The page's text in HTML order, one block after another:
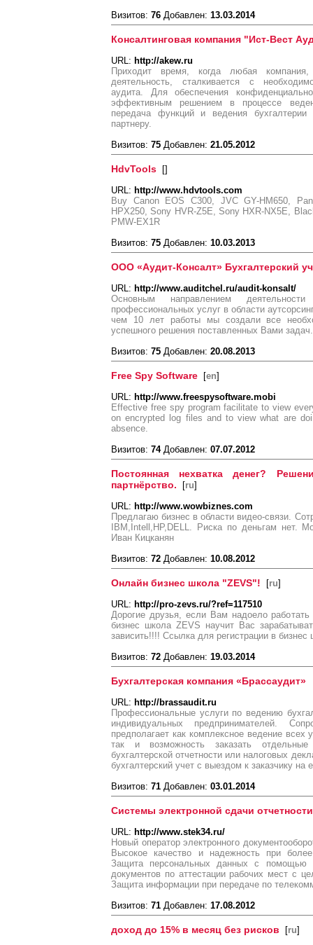
Визитов: 76 Добавлен: 13.03.2014
Консалтинговая компания "Ист-Вест
URL: http://akew.ru
Приходит время, когда любая компания,
деятельность, сталкивается с
аудита. Для обеспечения
эффективным решением в процессе
передача функций и ведения
партнеру.
Визитов: 75 Добавлен: 21.05.2012
HdvTools []
URL: http://www.hdvtools.com
Buy Canon EOS C300, JVC GY-HM650,
HPX250, Sony HVR-Z5E, Sony HXR-NX5E,
PMW-EX1R
Визитов: 75 Добавлен: 10.03.2013
ООО «Аудит-Консалт» Бухгалтерский
URL: http://www.auditchel.ru/audit-konsalt/
Основным направлением
профессиональных услуг в области
чем 10 лет работы мы создали все
успешного решения поставленных Вами задач.
Визитов: 75 Добавлен: 20.08.2013
Free Spy Software [en]
URL: http://www.freespysoftware.mobi
Effective free spy program facilitate to view
on encrypted log files and to view what are
absence.
Визитов: 74Добавлен: 07.07.2012
Постоянная нехватка денег?
партнёрство. [ru]
URL: http://www.wowbiznes.com
Предлагаю бизнес в области видео-связи.
IBM,Intell,HP,DELL. Риска по деньгам нет.
Иван Кицканян
Визитов: 72 Добавлен: 10.08.2012
Онлайн бизнес школа "ZEVS"! [ru]
URL: http://pro-zevs.ru/?ref=117510
Дорогие друзья, если Вам надоело
бизнес школа ZEVS научит Вас
зависить!!!! Ссылка для регистрации в
Визитов: 72 Добавлен: 19.03.2014
Бухгалтерская компания «Брассаудит»
URL: http://brassaudit.ru
Профессиональные услуги по ведению
индивидуальных предпринимателей.
предполагает как комплексное ведение всех
так и возможность заказать
бухгалтерской отчетности или налоговых
бухгалтерский учет с выездом к заказчику на
Визитов: 71 Добавлен: 03.01.2014
Системы электронной сдачи
URL: http://www.stek34.ru/
Новый оператор электронного
Высокое качество и надежность при
Защита персональных данных с помощью
документов по аттестации рабочих мест с
Защита информации при передаче по
Визитов: 71 Добавлен: 17.08.2012
доход до 15% в месяц без рисков [ru]